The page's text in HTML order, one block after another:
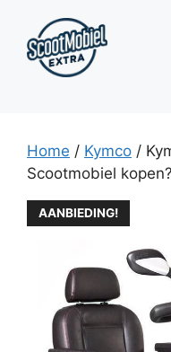
inhoud
Home / Kymco /
Scootmobiel kopen?
AANBIEDING!